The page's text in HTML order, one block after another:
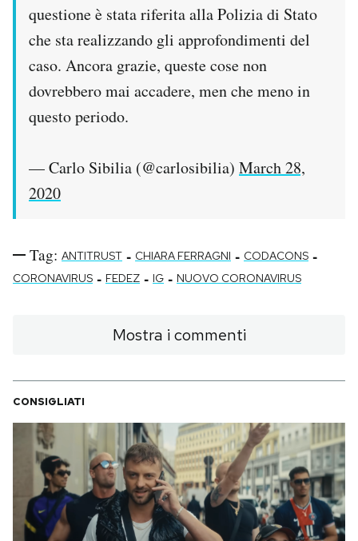
questione è stata riferita alla Polizia di Stato
che sta realizzando gli approfondimenti del
caso. Ancora grazie, queste cose non
dovrebbero mai accadere, men che meno in
questo periodo.
— Carlo Sibilia (@carlosibilia) March 28,
2020
Tag: ANTITRUST - CHIARA FERRAGNI - CODACONS -
CORONAVIRUS - FEDEZ - IG - NUOVO CORONAVIRUS
Mostra i commenti
CONSIGLIATI